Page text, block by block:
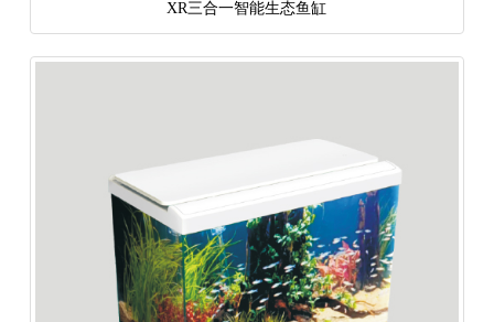
XR三合一智能生态鱼缸